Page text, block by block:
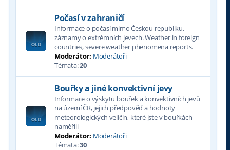
Počasí v zahraničí
Informace o počasí mimo Českou republiku,
záznamy o extrémních jevech. Weather in foreign
countries, severe weather phenomena reports.
Moderátor: Moderátoři
Témata:20
Bouřky a jiné konvektivní jevy
Informace o výskytu bouřek a konvektivních jevů
na území ČR, jejich předpověď a hodnoty
meteorologických veličin, které jste v bouřkách
naměřili
Moderátor: Moderátoři
Témata:30